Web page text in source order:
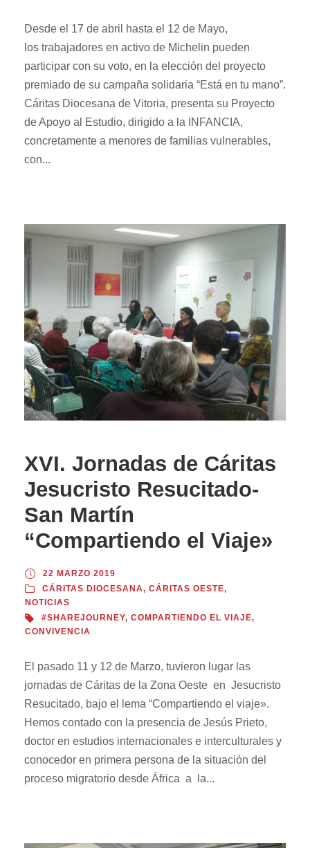
Desde el 17 de abril hasta el 12 de Mayo,
los trabajadores en activo de Michelin pueden
participar con su voto, en la elección del proyecto
premiado de su campaña solidaria “Está en tu mano”.
Cáritas Diocesana de Vitoria, presenta su Proyecto
de Apoyo al Estudio, dirigido a la INFANCIA,
concretamente a menores de familias vulnerables,
con...
XVI. Jornadas de Cáritas
Jesucristo Resucitado-
San Martín
“Compartiendo el Viaje»
22 MARZO 2019
CÁRITAS DIOCESANA, CÁRITAS OESTE,
NOTICIAS
#SHAREJOURNEY, COMPARTIENDO EL VIAJE,
CONVIVENCIA
El pasado 11 y 12 de Marzo, tuvieron lugar las
jornadas de Cáritas de la Zona Oeste en Jesucristo
Resucitado, bajo el lema “Compartiendo el viaje».
Hemos contado con la presencia de Jesús Prieto,
doctor en estudios internacionales e interculturales y
conocedor en primera persona de la situación del
proceso migratorio desde África a la...